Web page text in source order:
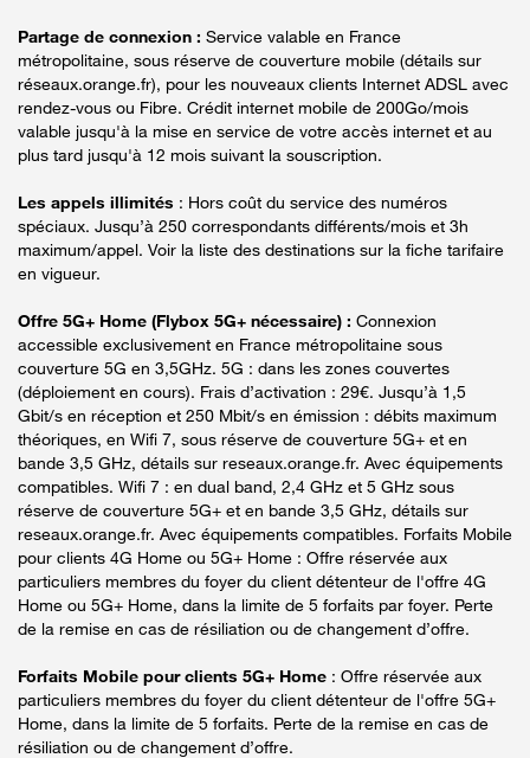
Partage de connexion : Service valable en France
métropolitaine, sous réserve de couverture mobile (détails sur
réseaux.orange.fr), pour les nouveaux clients Internet ADSL avec
rendez-vous ou Fibre. Crédit internet mobile de 200Go/mois
valable jusqu'à la mise en service de votre accès internet et au
plus tard jusqu'à 12 mois suivant la souscription.
Les appels illimités : Hors coût du service des numéros
spéciaux. Jusqu’à 250 correspondants différents/mois et 3h
maximum/appel. Voir la liste des destinations sur la fiche tarifaire
en vigueur.
Offre 5G+ Home (Flybox 5G+ nécessaire) : Connexion
accessible exclusivement en France métropolitaine sous
couverture 5G en 3,5GHz. 5G : dans les zones couvertes
(déploiement en cours). Frais d’activation : 29€. Jusqu’à 1,5
Gbit/s en réception et 250 Mbit/s en émission : débits maximum
théoriques, en Wifi 7, sous réserve de couverture 5G+ et en
bande 3,5 GHz, détails sur reseaux.orange.fr. Avec équipements
compatibles. Wifi 7 : en dual band, 2,4 GHz et 5 GHz sous
réserve de couverture 5G+ et en bande 3,5 GHz, détails sur
reseaux.orange.fr. Avec équipements compatibles. Forfaits Mobile
pour clients 4G Home ou 5G+ Home : Offre réservée aux
particuliers membres du foyer du client détenteur de l'offre 4G
Home ou 5G+ Home, dans la limite de 5 forfaits par foyer. Perte
de la remise en cas de résiliation ou de changement d’offre.
Forfaits Mobile pour clients 5G+ Home : Offre réservée aux
particuliers membres du foyer du client détenteur de l'offre 5G+
Home, dans la limite de 5 forfaits. Perte de la remise en cas de
résiliation ou de changement d’offre.